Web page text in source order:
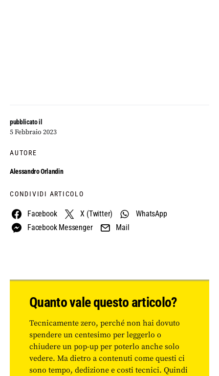
pubblicato il
5 Febbraio 2023
AUTORE
Alessandro Orlandin
CONDIVIDI ARTICOLO
Facebook X (Twitter)
WhatsApp
Facebook Messenger
Mail
Quanto vale questo articolo?
Tecnicamente zero, perché non hai dovuto
spendere un centesimo per leggerlo o
chiudere un pop-up per poterlo anche solo
vedere. Ma dietro a contenuti come questi ci
sono tempo, dedizione e costi tecnici. Quindi